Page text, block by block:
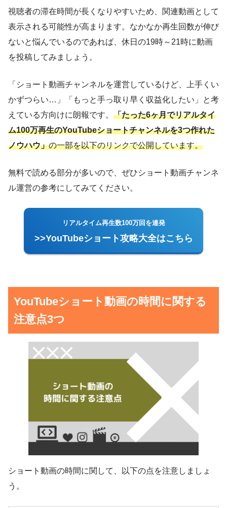
視聴者の滞在時間が長くなりやすいため、関連動画として
表示される可能性が高まります。なかなか再生回数が伸び
ないと悩んでいるのであれば、休日の19時～21時に動画
を投稿してみましょう。
「ショート動画チャンネルを運営しているけど、上手くい
かずつらい…」「もっと手っ取り早く収益化したい」と考
えている方向けに朗報です。 「たった6ヶ月でリアルタイ
ム100万再生のYouTubeショートチャンネルを3つ作れた
ノウハウ」の一部を以下のリンクで公開しています。
無料で読める部分が多いので、ぜひショート動画チャンネ
ル運営の参考にしてみてください。
リアルタイム再生数100万回を連発
>>YouTubeショート攻略大全はこちら
YouTubeショート動画の時間に関する
注意点3つ
ショート動画の時間に関して、以下の点を注意しましょ
う。